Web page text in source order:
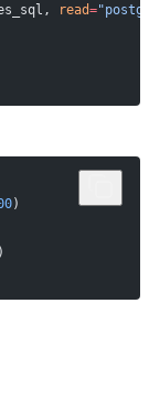
read=
)